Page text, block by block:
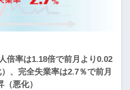
倍率は1.18倍で前月より0.02
、完全失業率は2.7％で前月
悪化）